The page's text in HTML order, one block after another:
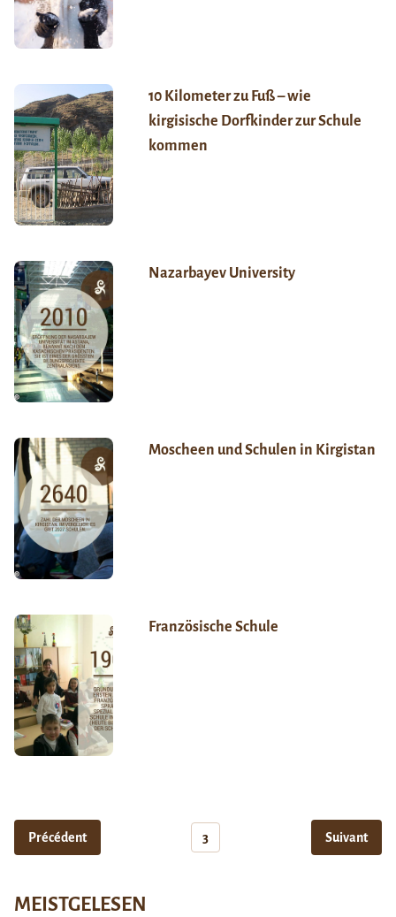
10 Kilometer zu Fuß – wie
kirgisische Dorfkinder zur Schule
kommen
Nazarbayev University
Moscheen und Schulen in Kirgistan
Französische Schule
Précédent 3 Suivant
MEISTGELESEN